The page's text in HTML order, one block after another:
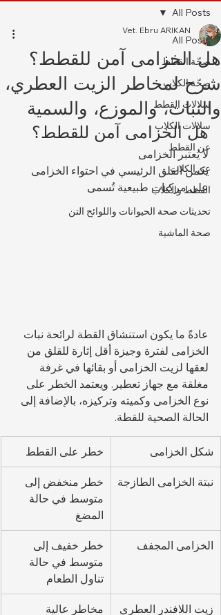
All Posts
صِحّة القطط
صِحّة الكلاب
سلالات القطط
سلالات الكلاب
عن القطط
عن الكلاب
القطط والكلاب
تحديثات صحة الحيوانات واللوائح التن
صحة الماشية
All Posts
هل الخزامى آمن للقطط؟
شرح لمخاطر الزيت العطري،
والنبات، والموزع، والسمية
Vet. Ebru ARIKAN
هل الخزامى آمن للقطط؟
لا يُعتبر الخزامى
يكمن القلق الرئيسي في احتواء الخزامى
على مركبات طبيعية تُسمى
عادةً ما يكون استنشاق القطة لرائحة نبات
الخزامى لفترة وجيزة أقل إثارة للقلق من
لعقها لزيت الخزامى أو بقائها في غرفة
مغلقة مع جهاز تعطير. ويعتمد الخطر على
نوع الخزامى وكميته وتركيزه، بالإضافة إلى
الحالة الصحية للقطة.
شكل الخزامى خطر على القطط
نبتة الخزامى الطازجة
خطر منخفض إلى
متوسط في حالة
المضغ
الخزامى المجفف
خطر خفيف إلى
متوسط في حالة
تناول الطعام
زيت اللافندر العطري مخاطر عالية